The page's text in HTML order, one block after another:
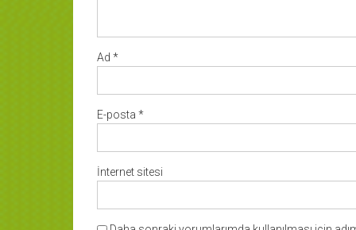
Ad *
E-posta *
İnternet sitesi